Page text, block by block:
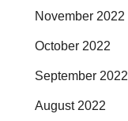
November 2022
October 2022
September 2022
August 2022